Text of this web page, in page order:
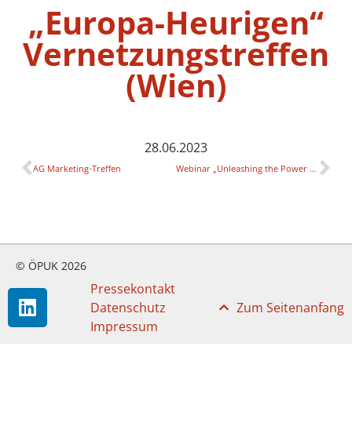
„Europa-Heurigen“
Vernetzungstreffen
(Wien)
28.06.2023
AG Marketing-Treffen Webinar „Unleashing the Power of Inclusive Student Engagement: Enriching Higher Education Institutions“ (via MS Teams)
© ÖPUK 2026
Pressekontakt
Datenschutz
Impressum
Zum Seitenanfang